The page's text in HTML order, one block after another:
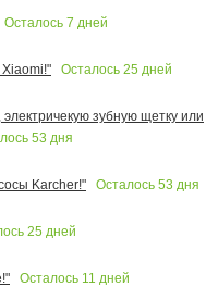
Осталось 7 дней
Осталось 25 дней
зубную щетку или
53 дня
Karcher!"
Осталось 53 дня
25 дней
Осталось 11 дней